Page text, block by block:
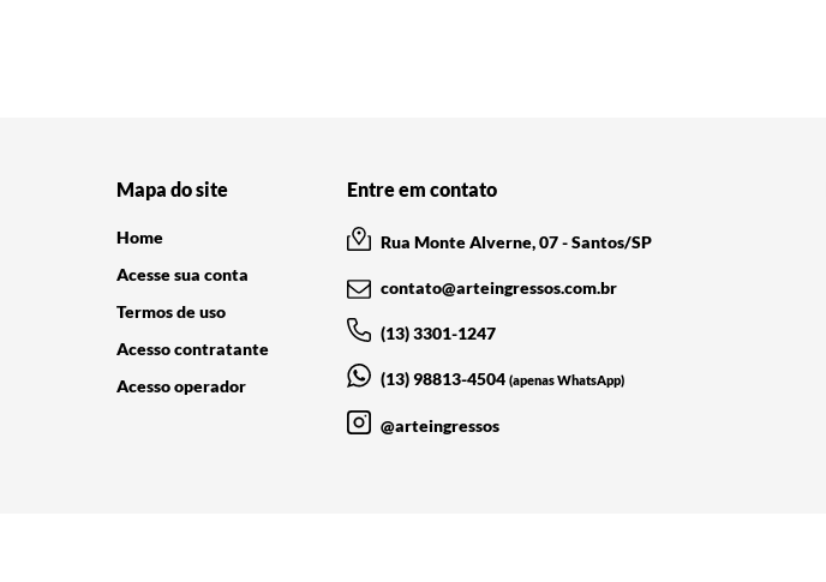
Mapa do site
Home
Acesse sua conta
Termos de uso
Acesso contratante
Acesso operador
Entre em contato
Rua Monte Alverne, 07 - Santos/SP
contato@arteingressos.com.br
(13) 3301-1247
(13) 98813-4504 (apenas WhatsApp)
@arteingressos